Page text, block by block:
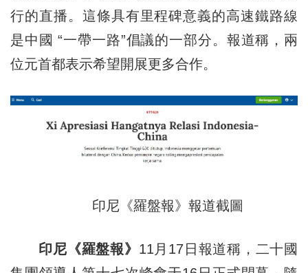
行的直播。這條具有里程碑意義的高速鐵路線
是中國 “一帶一路”倡議的一部分。報道稱，兩
位元首都表示希望開展更多合作。
印尼《羅盤報》報道截圖
印尼《羅盤報》 11月17日報道稱，二十國